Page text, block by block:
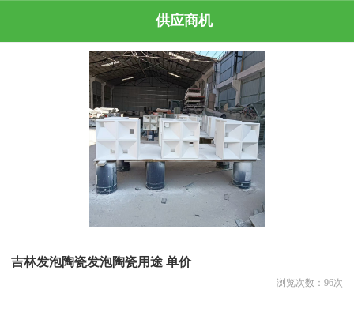
供应商机
吉林发泡陶瓷发泡陶瓷用途 单价
浏览次数： 96次